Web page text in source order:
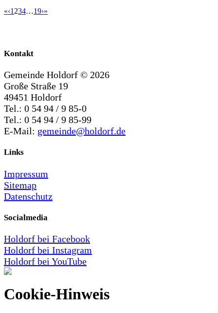
«‹1 234…19›»
Kontakt
Gemeinde Holdorf © 2026
Große Straße 19
49451 Holdorf
Tel.: 0 54 94 / 9 85-0
Tel.: 0 54 94 / 9 85-99
E-Mail: gemeinde@holdorf.de
Links
Impressum
Sitemap
Datenschutz
Socialmedia
Holdorf bei Facebook
Holdorf bei Instagram
Holdorf bei YouTube
Cookie-Hinweis